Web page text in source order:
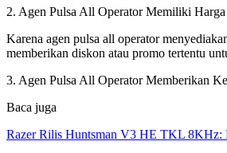
2. Agen Pulsa All Operator Memiliki
Karena agen pulsa all operator
memberikan diskon atau promo tertentu
3. Agen Pulsa All Operator Memberikan
Baca juga
Razer Rilis Huntsman V3 HE TKL 8KHz: